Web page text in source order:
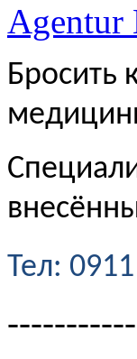
Agentur
Бросить
Teл: